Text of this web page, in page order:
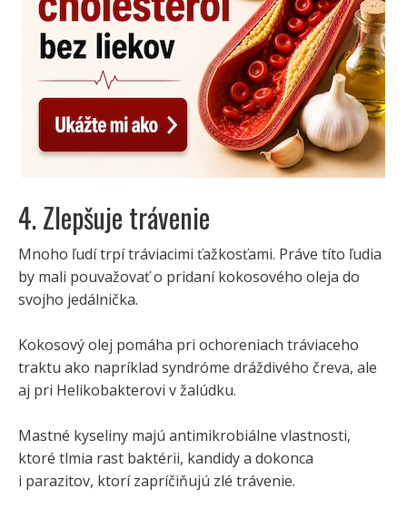
4. Zlepšuje trávenie
Mnoho ľudí trpí tráviacimi ťažkosťami. Práve títo ľudia
by mali pouvažovať o pridaní kokosového oleja do
svojho jedálnička.
Kokosový olej pomáha pri ochoreniach tráviaceho
traktu ako napríklad syndróme dráždivého čreva, ale
aj pri Helikobakterovi v žalúdku.
Mastné kyseliny majú antimikrobiálne vlastnosti,
ktoré tlmia rast baktérii, kandidy a dokonca
i parazitov, ktorí zapríčiňujú zlé trávenie.